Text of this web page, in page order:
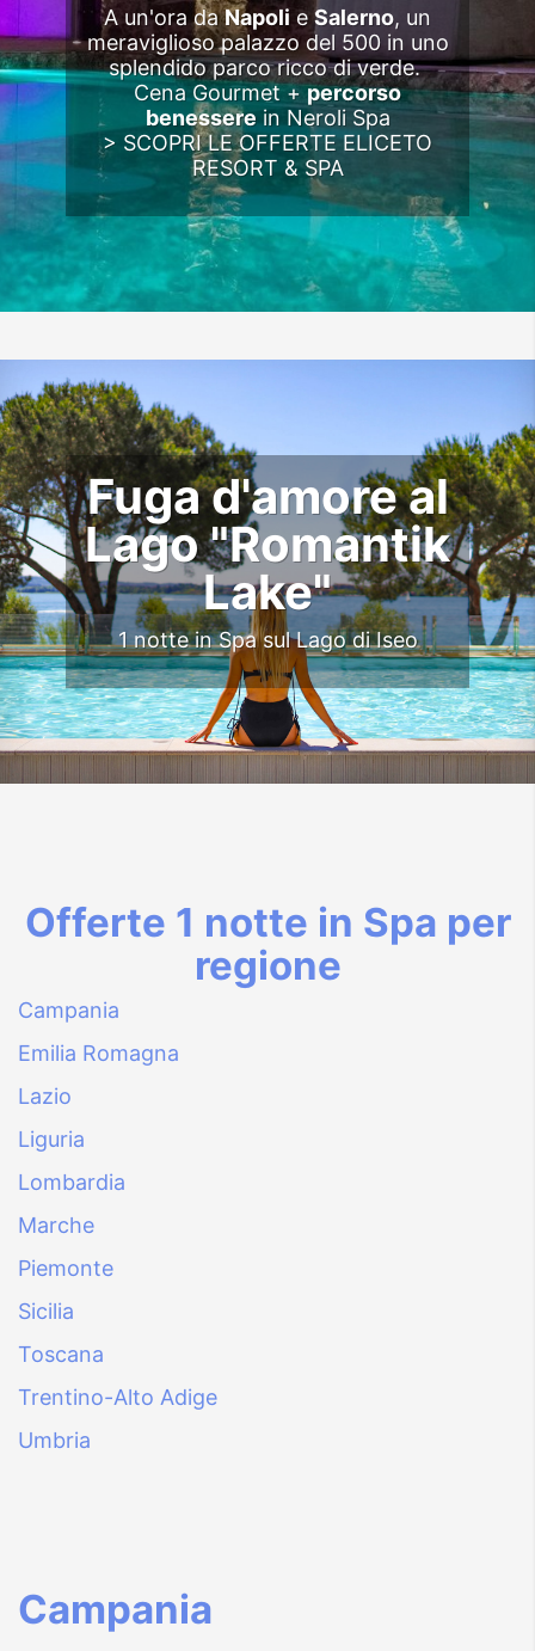
A un'ora daNapoli e Salerno, un
meraviglioso palazzo del 500 in uno
splendido parco ricco di verde.
Cena Gourmet +percorso
benesserein Neroli Spa
> SCOPRI LE OFFERTE ELICETO
RESORT & SPA
Fuga d'amore al
Lago "Romantik
Lake"
1 notte in Spa sul Lago di Iseo
Offerte 1 notte in Spa per
regione
Campania
Emilia Romagna
Lazio
Liguria
Lombardia
Marche
Piemonte
Sicilia
Toscana
Trentino-Alto Adige
Umbria
Campania